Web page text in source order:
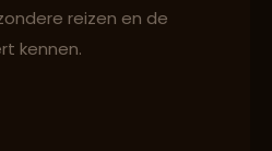
reizen en de
kennen.